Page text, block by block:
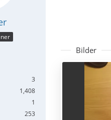
3
1,408
1
253
Bilder